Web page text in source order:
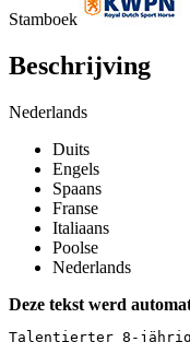
Stamboek
Beschrijving
Nederlands
Duits
Engels
Spaans
Franse
Italiaans
Poolse
Nederlands
Deze tekst werd
Talentierter 8-